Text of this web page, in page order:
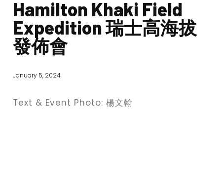
Hamilton Khaki Field
Expedition 瑞士高海拔
發佈會
January 5, 2024
Text & Event Photo: 楊文翰